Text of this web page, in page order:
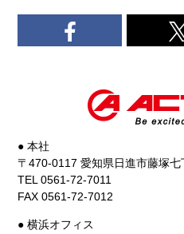
● 本社
〒470-0117 愛知県日進市藤塚
TEL 0561-72-7011
FAX 0561-72-7012
● 横浜オフィス